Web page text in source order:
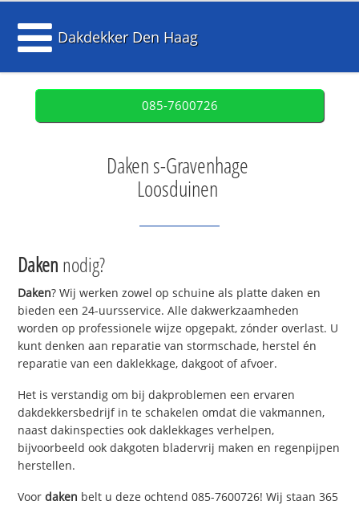
Dakdekker Den Haag
085-7600726
Daken s-Gravenhage
Loosduinen
Daken nodig?
Daken? Wij werken zowel op schuine als platte daken en
bieden een 24-uursservice. Alle dakwerkzaamheden
worden op professionele wijze opgepakt, zónder overlast. U
kunt denken aan reparatie van stormschade, herstel én
reparatie van een daklekkage, dakgoot of afvoer.
Het is verstandig om bij dakproblemen een ervaren
dakdekkersbedrijf in te schakelen omdat die vakmannen,
naast dakinspecties ook daklekkages verhelpen,
bijvoorbeeld ook dakgoten bladervrij maken en regenpijpen
herstellen.
Voordaken belt u deze ochtend 085-7600726! Wij staan 365